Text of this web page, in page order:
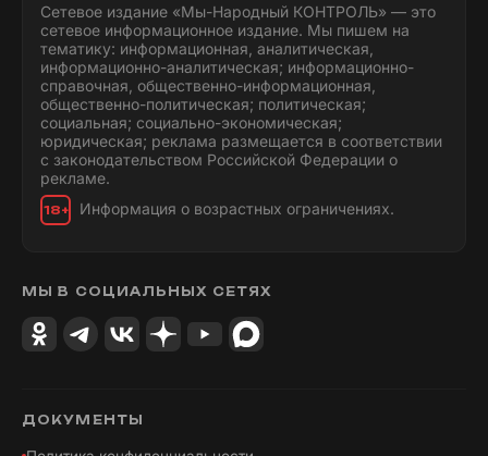
Сетевое издание «Мы-Народный КОНТРОЛЬ» — это
сетевое информационное издание. Мы пишем на
тематику: информационная, аналитическая,
информационно-аналитическая; информационно-
справочная, общественно-информационная,
общественно-политическая; политическая;
социальная; социально-экономическая;
юридическая; реклама размещается в соответствии
с законодательством Российской Федерации о
рекламе.
18+ Информация о возрастных ограничениях.
МЫ В СОЦИАЛЬНЫХ СЕТЯХ
ДОКУМЕНТЫ